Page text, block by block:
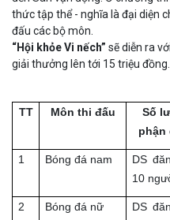
thức tập thể - nghĩa là đại diện
đấu các bộ môn.
“Hội khỏe Vi nếch” sẽ diễn ra
giải thưởng lên tới 15 triệu đồng.
TT Môn thi đấu
Số
phận
1 Bóng đá nam
DS
10
2 Bóng đá nữ
DS